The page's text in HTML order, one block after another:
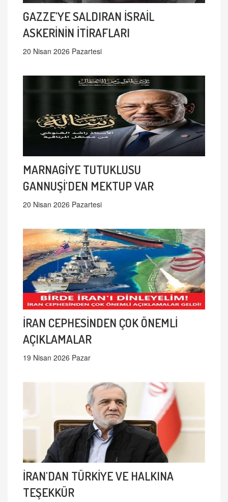
GAZZE'YE SALDIRAN İSRAİL
ASKERİNİN İTİRAFLARI
20 Nisan 2026 Pazartesi
MARNAGİYE TUTUKLUSU
GANNUŞİ'DEN MEKTUP VAR
20 Nisan 2026 Pazartesi
İRAN CEPHESİNDEN ÇOK ÖNEMLİ
AÇIKLAMALAR
19 Nisan 2026 Pazar
İRAN'DAN TÜRKİYE VE HALKINA
TEŞEKKÜR